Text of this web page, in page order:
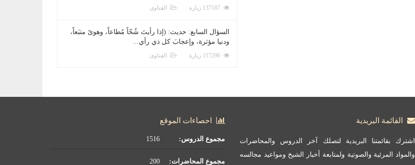
الفتاوى
السؤال السابع: حديث: (إذا رأيتَ شُحّاً مُطاعاً، وهوىً متبَعاً،
ودنيا مؤثرة، وإعجابَ كل ذي رأي...
الفتاوى
القائمة البريدية
اشترك بقائمتنا البريدية لتصلك آخر الدروس والمحاضرات
والمواد المرئية والصوتية ولمتابعة أخبار الشيخ ومواعيد مجالسه
احصاءات الموقع
مجموع الدروس:
مجموع المحاضرات: